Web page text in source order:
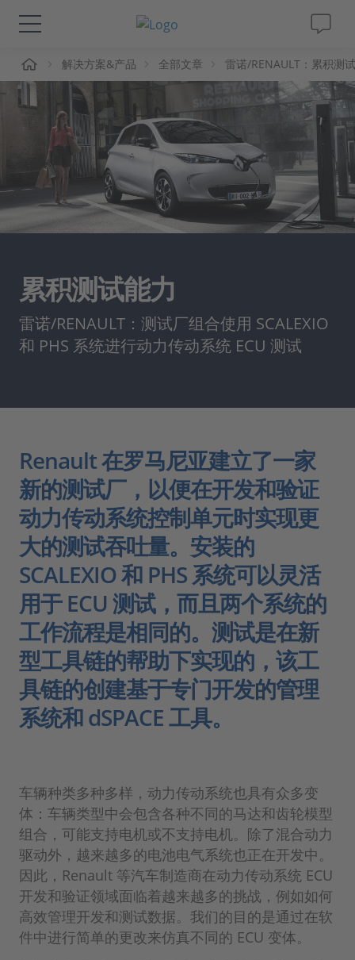
解决方案&产品
Support
视频
杂志
人才招聘
解决方案&产品 全部文章 雷诺/RENAULT：累积测
累积测试能力
雷诺/RENAULT：测试厂组合使用 SCALEXIO
和 PHS 系统进行动力传动系统 ECU 测试
Renault 在罗马尼亚建立了一家
新的测试厂，以便在开发和验证
动力传动系统控制单元时实现更
大的测试吞吐量。安装的
SCALEXIO 和 PHS 系统可以灵活
用于 ECU 测试，而且两个系统的
工作流程是相同的。测试是在新
型工具链的帮助下实现的，该工
具链的创建基于专门开发的管理
系统和 dSPACE 工具。
车辆种类多种多样，动力传动系统也具有众多变
体：车辆类型中会包含各种不同的马达和齿轮模型
组合，可能支持电机或不支持电机。除了混合动力
驱动外，越来越多的电池电气系统也正在开发中。
因此，Renault 等汽车制造商在动力传动系统 ECU
开发和验证领域面临着越来越多的挑战，例如如何
高效管理开发和测试数据。我们的目的是通过在软
件中进行简单的更改来仿真不同的 ECU 变体。